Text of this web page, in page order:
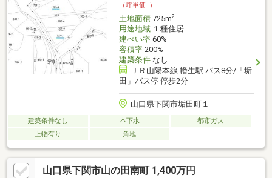
（坪単価:-）
土地面積725m2
用途地域１種住居
建ぺい率60%
容積率200%
建築条件なし
ＪＲ山陽本線 幡生駅 バス8分/「垢
田」バス停 停歩2分
山口県下関市垢田町１
建築条件なし 本下水
都市ガス
上物有り
角地
山口県下関市山の田南町 1,400万円